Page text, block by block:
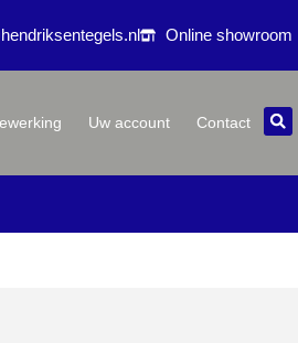
Online showroom
Uw account Contact